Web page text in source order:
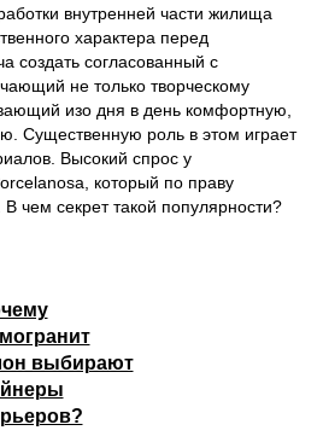
внутренней части жилища
характера перед
создать согласованный с
не только творческому
изо дня в день комфортную,
Существенную роль в этом играет
Высокий спрос у
который по праву
чем секрет такой популярности?